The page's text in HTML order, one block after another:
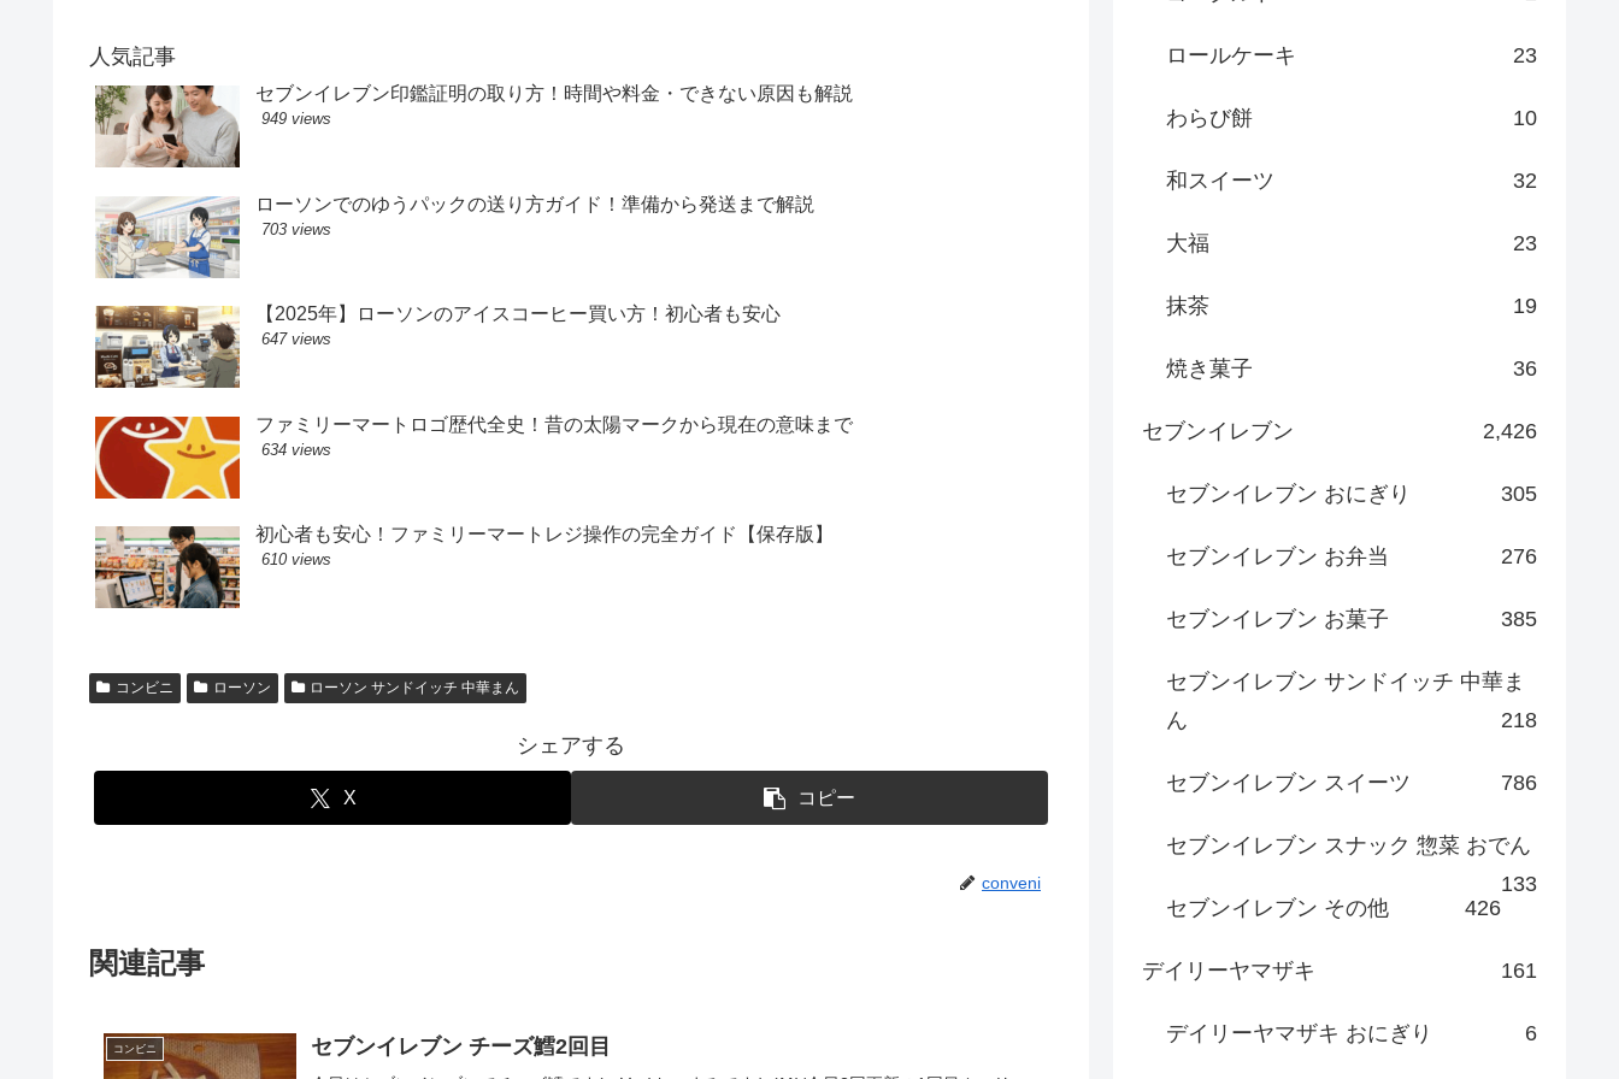
人気記事
セブンイレブン印鑑証明の取り方！時間や料金・できない原因も解説
949 views
ローソンでのゆうパックの送り方ガイド！準備から発送まで解説
703 views
【2025年】ローソンのアイスコーヒー買い方！初心者も安心
647 views
ファミリーマートロゴ歴代全史！昔の太陽マークから現在の意味まで
634 views
初心者も安心！ファミリーマートレジ操作の完全ガイド【保存版】
610 views
コンビニ ローソン ローソン サンドイッチ 中華まん
シェアする
X コピー
conveni
関連記事
コンビニ セブンイレブン チーズ鱈2回目
ロールケーキ 23
わらび餅 10
和スイーツ 32
大福 23
抹茶 19
焼き菓子 36
セブンイレブン 2,426
セブンイレブン おにぎり 305
セブンイレブン お弁当 276
セブンイレブン お菓子 385
セブンイレブン サンドイッチ 中華ま
ん
218
セブンイレブン スイーツ 786
セブンイレブン スナック 惣菜 おでん
133
セブンイレブン その他
426
デイリーヤマザキ 161
デイリーヤマザキ おにぎり 6